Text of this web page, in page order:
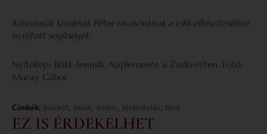
Köszönjük Szedmák Péter olvasónknak a cikk elkészítéséhez
nyújtott segítségét.
Nyitókép: Bükk-fennsík. Naplemente a Zsidó-réten. Fotó:
Muray Gábor
Címkék: , , , ,
EZ IS ÉRDEKELHET